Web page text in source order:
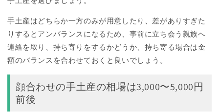
手土産はどちらか一方のみが用意したり、差がありすぎた
りするとアンバランスになるため、事前に立ち会う親族へ
連絡を取り、持ち寄りをするかどうか、持ち寄る場合は金
額のバランスを合わせておくと良いでしょう。
顔合わせの手土産の相場は3,000〜5,000円
前後